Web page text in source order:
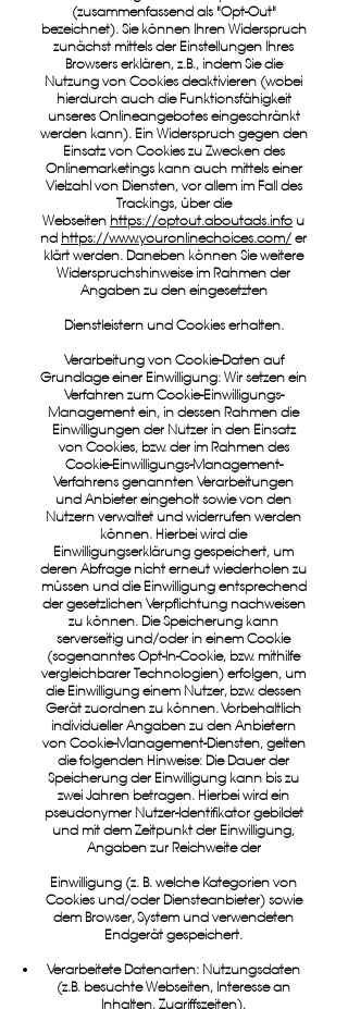
(zusammenfassend als "Opt-Out"
bezeichnet). Sie können Ihren Widerspruch
zunächst mittels der Einstellungen Ihres
Browsers erklären, z.B., indem Sie die
Nutzung von Cookies deaktivieren (wobei
hierdurch auch die Funktionsfähigkeit
unseres Onlineangebotes eingeschränkt
werden kann). Ein Widerspruch gegen den
Einsatz von Cookies zu Zwecken des
Onlinemarketings kann auch mittels einer
Vielzahl von Diensten, vor allem im Fall des
Trackings, über die
Webseiten https://optout.aboutads.info u
nd https://www.youronlinechoices.com/er
klärt werden. Daneben können Sie weitere
Widerspruchshinweise im Rahmen der
Angaben zu den eingesetzten
Dienstleistern und Cookies erhalten.
Verarbeitung von Cookie-Daten auf
Grundlage einer Einwilligung: Wir setzen ein
Verfahren zum Cookie-Einwilligungs-
Management ein, in dessen Rahmen die
Einwilligungen der Nutzer in den Einsatz
von Cookies, bzw. der im Rahmen des
Cookie-Einwilligungs-Management-
Verfahrens genannten Verarbeitungen
und Anbieter eingeholt sowie von den
Nutzern verwaltet und widerrufen werden
können. Hierbei wird die
Einwilligungserklärung gespeichert, um
deren Abfrage nicht erneut wiederholen zu
müssen und die Einwilligung entsprechend
der gesetzlichen Verpflichtung nachweisen
zu können. Die Speicherung kann
serverseitig und/oder in einem Cookie
(sogenanntes Opt-In-Cookie, bzw. mithilfe
vergleichbarer Technologien) erfolgen, um
die Einwilligung einem Nutzer, bzw. dessen
Gerät zuordnen zu können. Vorbehaltlich
individueller Angaben zu den Anbietern
von Cookie-Management-Diensten, gelten
die folgenden Hinweise: Die Dauer der
Speicherung der Einwilligung kann bis zu
zwei Jahren betragen. Hierbei wird ein
pseudonymer Nutzer-Identifikator gebildet
und mit dem Zeitpunkt der Einwilligung,
Angaben zur Reichweite der
Einwilligung (z. B. welche Kategorien von
Cookies und/oder Diensteanbieter) sowie
dem Browser, System und verwendeten
Endgerät gespeichert.
Verarbeitete Datenarten: Nutzungsdaten
(z.B. besuchte Webseiten, Interesse an
Inhalten, Zugriffszeiten),